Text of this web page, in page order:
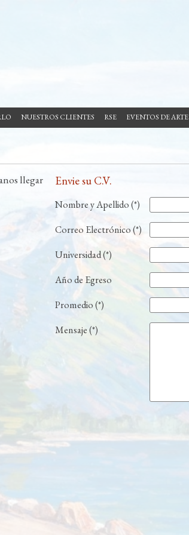
NUESTROS CLIENTES RSE EVENTOS DE ARTE
llegar
Envie su C.V.
Nombre y Apellido (*)
Correo Electrónico (*)
Universidad (*)
Año de Egreso
Promedio (*)
Mensaje (*)